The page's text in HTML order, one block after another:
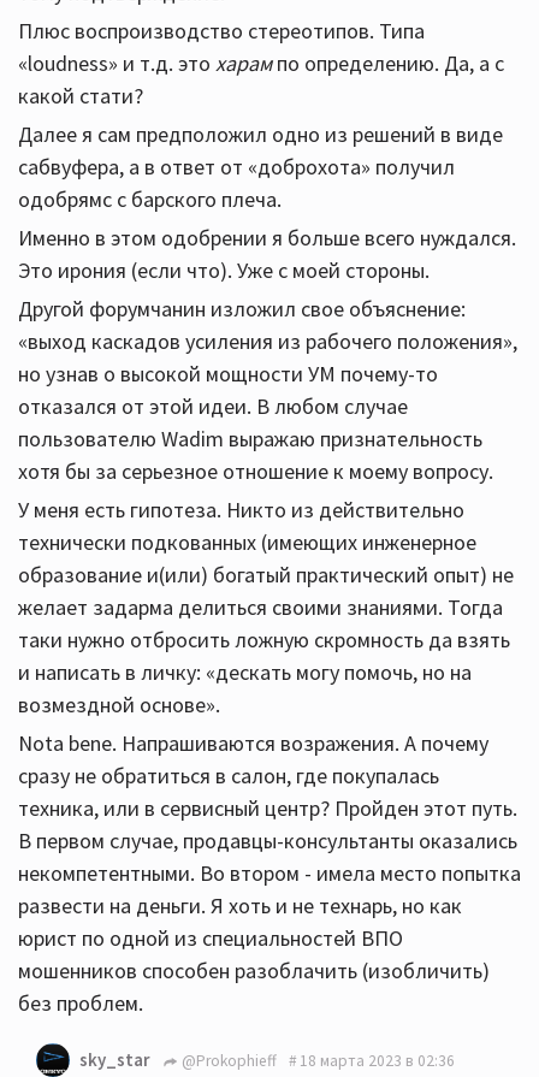
Плюс воспроизводство стереотипов. Типа
«loudness» и т.д. это харампо определению. Да, а с
какой стати?
Далее я сам предположил одно из решений в виде
сабвуфера, а в ответ от «доброхота» получил
одобрямс с барского плеча.
Именно в этом одобрении я больше всего нуждался.
Это ирония (если что). Уже с моей стороны.
Другой форумчанин изложил свое объяснение:
«выход каскадов усиления из рабочего положения»,
но узнав о высокой мощности УМ почему-то
отказался от этой идеи. В любом случае
пользователю Wadim выражаю признательность
хотя бы за серьезное отношение к моему вопросу.
У меня есть гипотеза. Никто из действительно
технически подкованных (имеющих инженерное
образование и(или) богатый практический опыт) не
желает задарма делиться своими знаниями. Тогда
таки нужно отбросить ложную скромность да взять
и написать в личку: «дескать могу помочь, но на
возмездной основе».
Nota bene. Напрашиваются возражения. А почему
сразу не обратиться в салон, где покупалась
техника, или в сервисный центр? Пройден этот путь.
В первом случае, продавцы-консультанты оказались
некомпетентными. Во втором - имела место попытка
развести на деньги. Я хоть и не технарь, но как
юрист по одной из специальностей ВПО
мошенников способен разоблачить (изобличить)
без проблем.
sky_star @Prokophieff 18 марта 2023 в 02:36